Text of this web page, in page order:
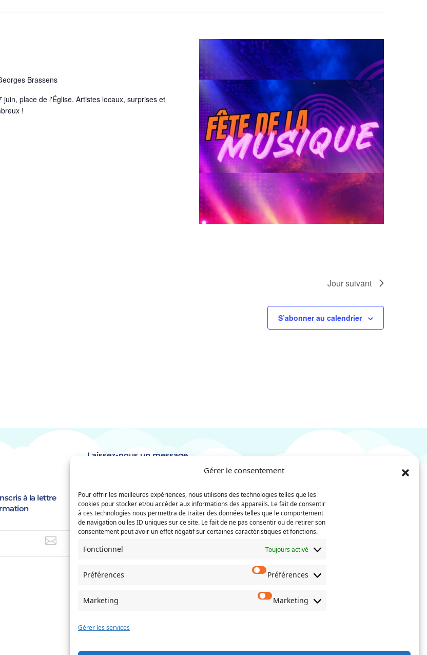
Gérer le consentement
Pour offrir les meilleures expériences, nous utilisons des technologies telles que les
cookies pour stocker et/ou accéder aux informations des appareils. Le fait de consentir
à ces technologies nous permettra de traiter des données telles que le comportement
de navigation ou les ID uniques sur ce site. Le fait de ne pas consentir ou de retirer son
consentement peut avoir un effet négatif sur certaines caractéristiques et fonctions.
Fonctionnel Toujours activé
Préférences Préférences
Marketing Marketing
Gérer les services
Brassens
place de l'Église. Artistes locaux, surprises et
!
Jour suivant
S’abonner au calendrier
à la lettre

Laissez-nous un message
Prénom Nom
E-
mail(Nécessaire)
Saisissez
un
e-
Confirmez
l’e-
Téléphone
Service concerné(Nécessaire)
Si votre demande concerne des actes de
l'Etat-Civil comme service concerné.